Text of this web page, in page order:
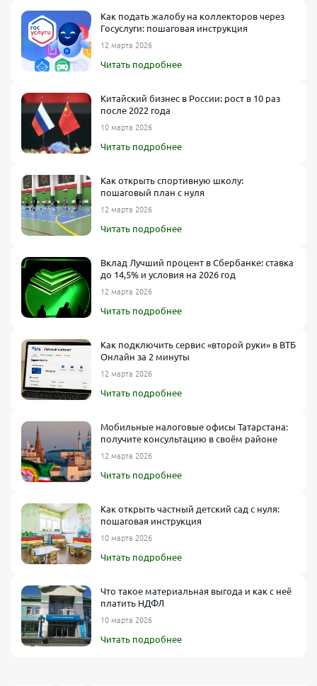
Как подать жалобу на коллекторов через
Госуслуги: пошаговая инструкция
12 марта 2026
Читать подробнее
Китайский бизнес в России: рост в 10 раз
после 2022 года
10 марта 2026
Читать подробнее
Как открыть спортивную школу:
пошаговый план с нуля
12 марта 2026
Читать подробнее
Вклад Лучший процент в Сбербанке: ставка
до 14,5% и условия на 2026 год
12 марта 2026
Читать подробнее
Как подключить сервис «второй руки» в ВТБ
Онлайн за 2 минуты
12 марта 2026
Читать подробнее
Мобильные налоговые офисы Татарстана:
получите консультацию в своём районе
12 марта 2026
Читать подробнее
Как открыть частный детский сад с нуля:
пошаговая инструкция
10 марта 2026
Читать подробнее
Что такое материальная выгода и как с неё
платить НДФЛ
10 марта 2026
Читать подробнее